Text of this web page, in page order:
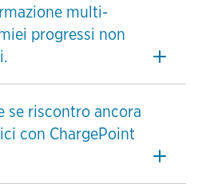
multi-
progressi non
se riscontro ancora
con ChargePoint